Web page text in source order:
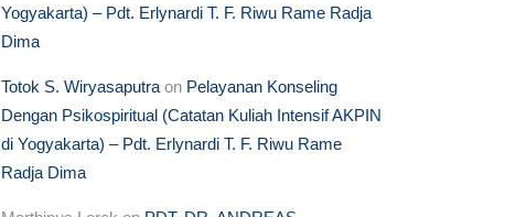
Yogyakarta) – Pdt. Erlynardi T. F. Riwu Rame Radja
Dima
Totok S. Wiryasaputra on Pelayanan Konseling
Dengan Psikospiritual (Catatan Kuliah Intensif AKPIN
di Yogyakarta) – Pdt. Erlynardi T. F. Riwu Rame
Radja Dima